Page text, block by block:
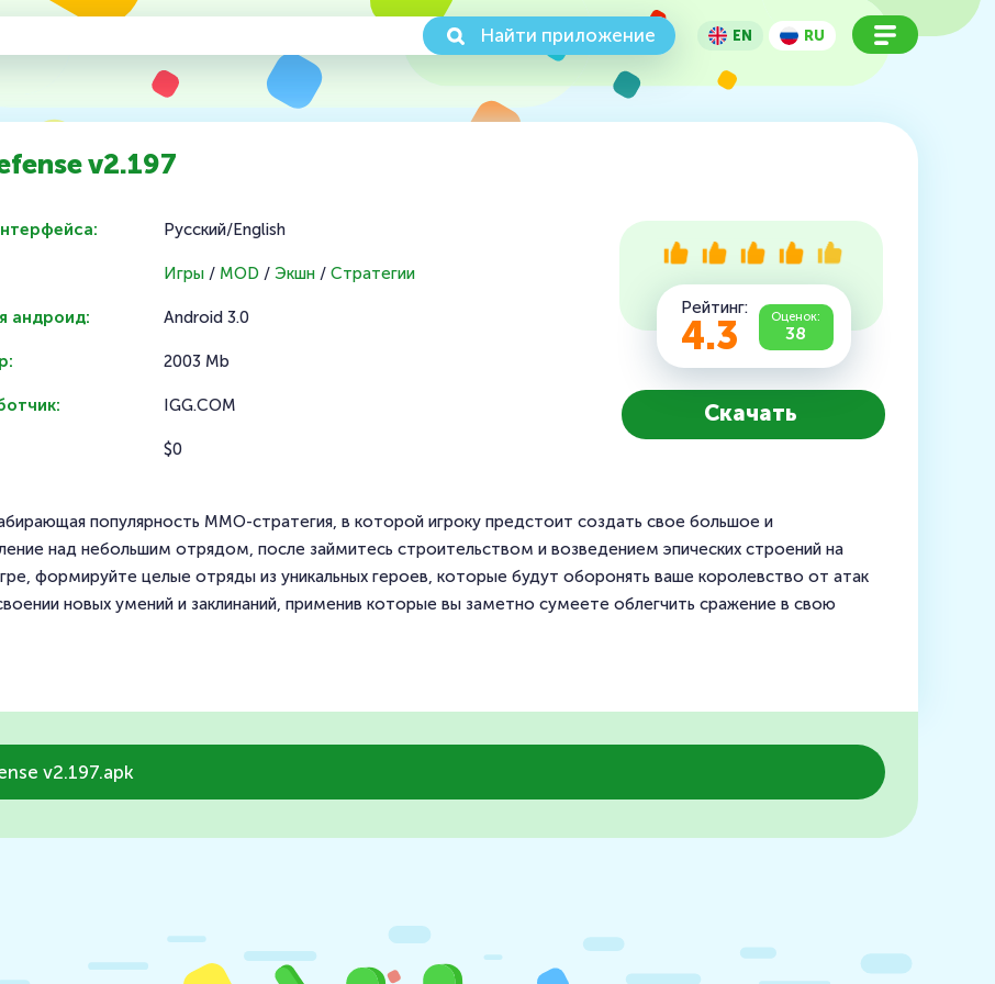
Найти приложение EN RU
v2.197
андроид:
Русский/English
Игры / MOD / Экшн / Стратегии
Android 3.0
2003 Mb
IGG.COM
$0
Рейтинг:
4.3 Оценок:
38
Скачать
популярность MMO-стратегия, в которой игроку предстоит создать свое большое и
над небольшим отрядом, после займитесь строительством и возведением эпических строений на
формируйте целые отряды из уникальных героев, которые будут оборонять ваше королевство от атак
новых умений и заклинаний, применив которые вы заметно сумеете облегчить сражение в свою
v2.197.apk